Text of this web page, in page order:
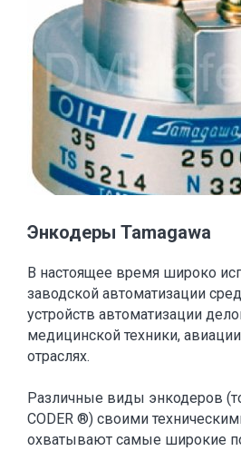
Энкодеры Tamagawa
В настоящее время широко
заводской автоматизации
устройств автоматизации
медицинской техники,
отраслях.
Различные виды энкодеров
CODER ®) своими
охватывают самые широкие